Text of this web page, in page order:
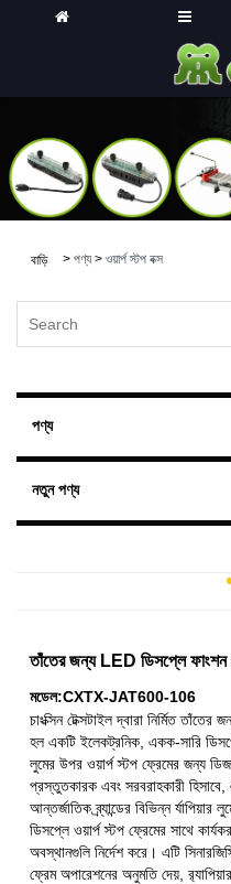
বাড়ি > পণ্য> ওয়ার্প স্টপ বক্স
পণ্য
নতুন পণ্য
তাঁতের জন্য LED ডিসপ্লে ফাংশন
মডেল:CXTX-JAT600-106
চাংক্সিন টেক্সটাইল দ্বারা নির্মিত
হল একটি ইলেকট্রনিক, একক-সারি
লুমের উপর ওয়ার্প স্টপ ফ্রেমের জন্য
প্রস্তুতকারক এবং সরবরাহকারী
আন্তর্জাতিক ব্র্যান্ডের বিভিন্ন
ডিসপ্লে ওয়ার্প স্টপ ফ্রেমের সাথে
অবস্থানগুলি নির্দেশ করে। এটি
ফ্রেম অপারেশনের অনুমতি দেয়,